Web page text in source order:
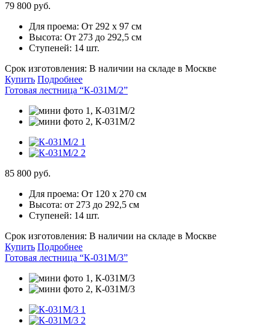
79 800 руб.
Для проема: От 292 х 97 см
Высота: От 273 до 292,5 см
Ступеней: 14 шт.
Срок изготовления: В наличии на складе в Москве
Купить Подробнее
Готовая лестница “К-031М/2”
85 800 руб.
Для проема: От 120 х 270 см
Высота: от 273 до 292,5 см
Ступеней: 14 шт.
Срок изготовления: В наличии на складе в Москве
Купить Подробнее
Готовая лестница “К-031М/3”